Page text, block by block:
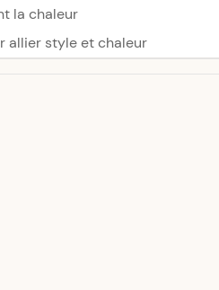
la chaleur
allier style et chaleur